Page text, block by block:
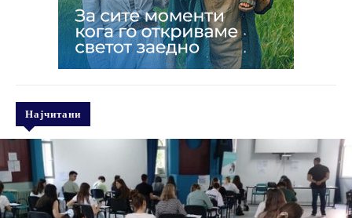
Најчитани